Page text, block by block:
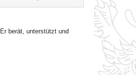
Dokument
Er berät, unterstützt und